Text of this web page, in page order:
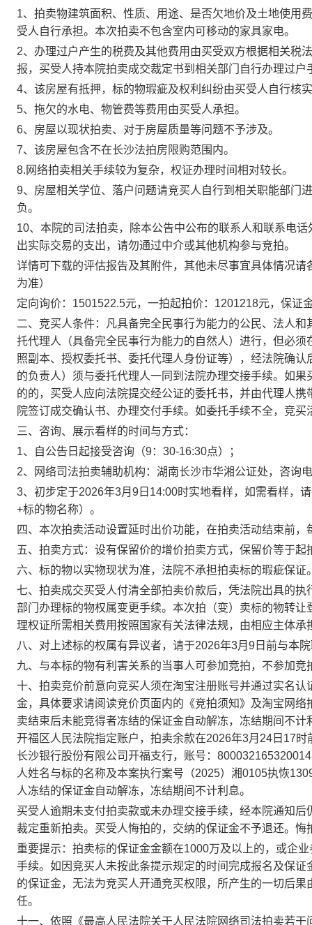
1、 拍卖物建筑面积、性质、用途、是否欠地价及土地使用
受人自行承担。 本次拍卖不包含室内可移动的家具家电。
2、办理过户产生的税费及其他费用由买受双方根据相关税
报， 买受人持本院拍卖成交裁定书到相关部门自行办理过户
4、该房屋有抵押，标的物瑕疵及权利纠纷由买受人自行核
5、拖欠的水电、物管费等费用由买受人承担。
6、 房屋以现状拍卖、对于房屋质量等问题不予涉及。
7、该房屋包含不在长沙法拍房限购范围内。
8.网络拍卖相关手续较为复杂，权证办理时间相对较长。
9、房屋相关学位、落户问题请竞买人自行到相关职能部门
负。
10、本院的司法拍卖，除本公告中公布的联系人和联系电
出实际交易的支出，请勿通过中介或其他机构参与竞拍。
详情可下载的评估报告及其附件，其他未尽事宜具体情况
为准）
定向询价： 1501522.5元， 一拍起拍价： 1201218元，保证
二、竞买人条件：凡具备完全民事行为能力的公民、法人
托代理人（具备完全民事行为能力的自然人）进行，但必须
照副本、授权委托书、委托代理人身份证等），经法院确
的负责人）须与委托代理人一同到法院办理交接手续。如
的的，买受人应向法院提交经公证的委托书，并由代理人
院签订成交确认书、办理交付手续。如委托手续不全，竞
三、咨询、展示看样的时间与方式：
1、自公告日起接受咨询（9：30-16:30点）；
2、网络司法拍卖辅助机构：湖南长沙市华湘公证处，咨询
3、 初步定于2026年3月 9 日 14:00时实地看样，如需看样，
+标的物名称）。
四、 本次拍卖活动设置延时出价功能，在拍卖活动结束前，
五、拍卖方式：设有保留价的增价拍卖方式，保留价等于
六、标的物以实物现状为准，法院不承担拍卖标的瑕疵保证
七、拍卖成交买受人付清全部拍卖价款后，凭法院出具的
部门办理标的物权属变更手续。 本次拍（变）卖标的物转让
理权证所需相关费用按照国家有关法律法规，由相应主体承
八、对上述标的权属有异议者，请于2026年3月 9 日前与本
九、与本标的物有利害关系的当事人可参加竞拍，不参加
十、拍卖竞价前意向竞买人须在淘宝注册账号并通过实名
金，具体要求请阅读竞价页面内的《竞拍须知》及淘宝网
卖结束后未能竞得者冻结的保证金自动解冻，冻结期间不
开福区人民法院指定账户，拍卖余款在2026年3月 24 日 17时
长沙银行股份有限公司开福支行，账号： 800032165320
人姓名与标的名称及本案执行案号（2025） 湘0105执恢
人冻结的保证金自动解冻，冻结期间不计利息。
买受人逾期未支付拍卖款或未办理交接手续，经本院通知
裁定重新拍卖。买受人悔拍的，交纳的保证金不予退还。
重要提示：拍卖标的保证金金额在1000万及以上的，或企
手续。如因竞买人未按此条提示规定的时间完成报名及保
的保证金，无法为竞买人开通竞买权限，所产生的一切后
任。
十一、依照《最高人民法院关于人民法院网络司法拍卖若干